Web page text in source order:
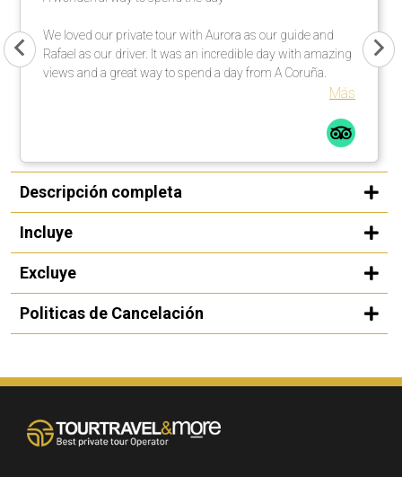
We loved our private tour with Aurora as our guide and
Rafael as our driver. It was an incredible day with amazing
views and a great way to spend a day from A Coruña.
Más
Descripción completa
Incluye
Excluye
Politicas de Cancelación